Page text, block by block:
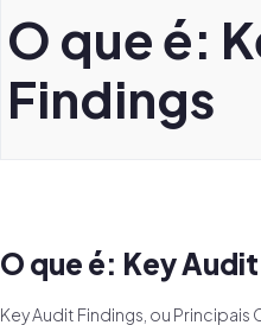
O que é:
Findings
O que é: Key
Key Audit Findings, ou